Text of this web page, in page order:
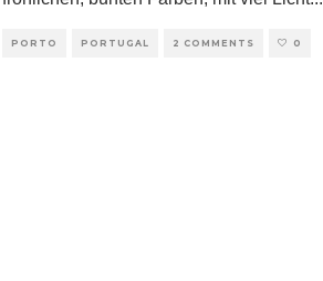
PORTO PORTUGAL 2 COMMENTS 0